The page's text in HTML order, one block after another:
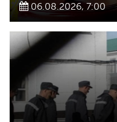
06.08.2026, 7:00